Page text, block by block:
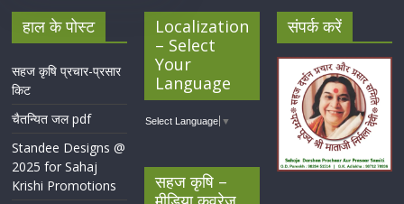
हाल के पोस्ट
सहज कृषि प्रचार-प्रसार
किट
चैतन्यित जल pdf
Standee Designs @
2025 for Sahaj
Krishi Promotions
Localization
– Select
Your
Language
Select Language ▼
सहज कृषि –
संपर्क करें